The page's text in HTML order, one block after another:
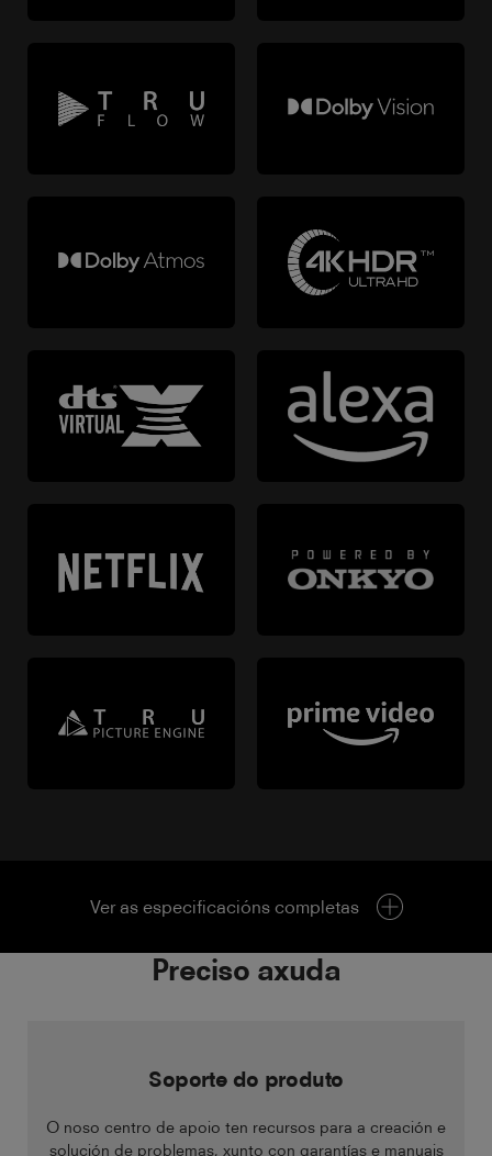
Ver as especificacións completas
Preciso axuda
Soporte do produto
O noso centro de apoio ten recursos para a creación e
solución de problemas, xunto con garantías e manuais